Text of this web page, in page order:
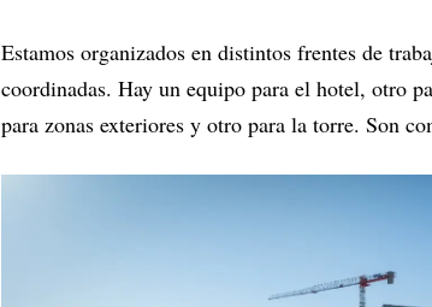
Estamos organizados en distintos frentes de
coordinadas. Hay un equipo para el hotel, otro
para zonas exteriores y otro para la torre. Son